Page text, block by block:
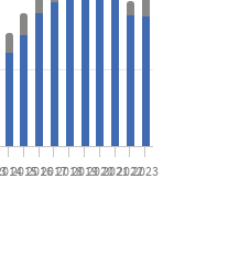
201520162017201820192020202120222023